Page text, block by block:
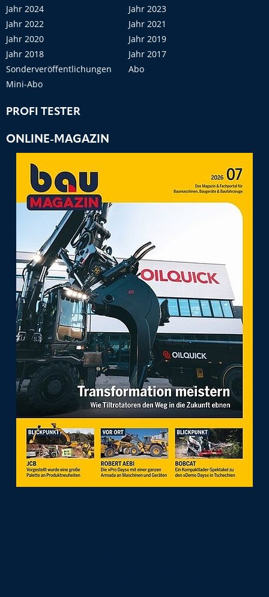
Jahr 2024
Jahr 2023
Jahr 2022
Jahr 2021
Jahr 2020
Jahr 2019
Jahr 2018
Jahr 2017
Sonderveröffentlichungen
Abo
Mini-Abo
PROFI TESTER
ONLINE-MAGAZIN